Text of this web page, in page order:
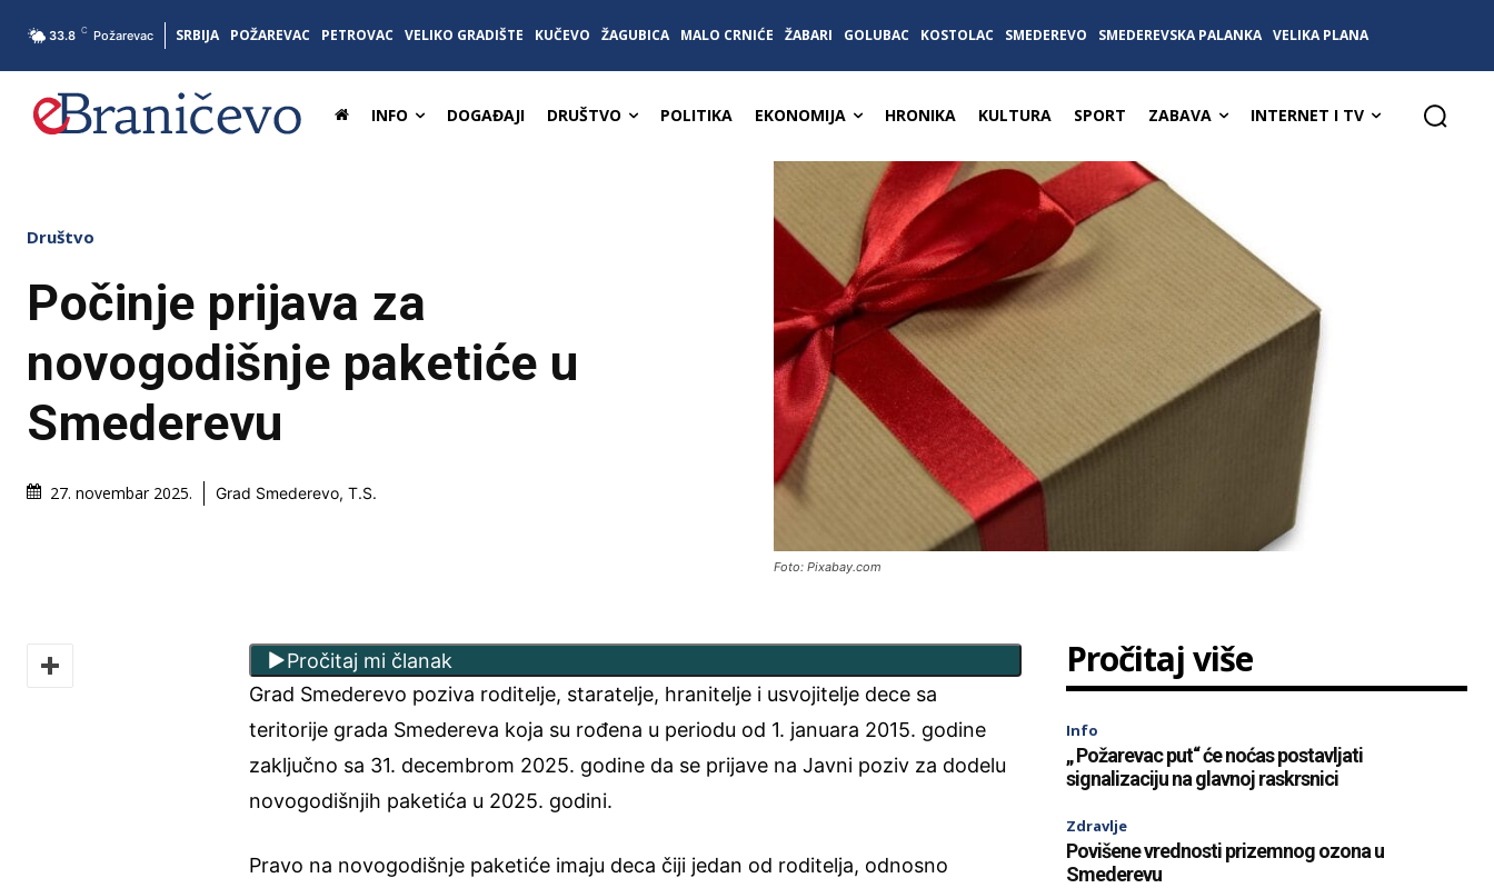
33.8 C Požarevac SRBIJA POŽAREVAC PETROVAC VELIKO GRADIŠTE KUČEVO ŽAGUBICA MALO CRNIĆE ŽABARI GOLUBAC KOSTOLAC SMEDEREVO SMEDEREVSKA PALANKA VELIKA PLANA
INFO DOGAĐAJI DRUŠTVO POLITIKA EKONOMIJA HRONIKA KULTURA SPORT ZABAVA INTERNET I TV
Društvo
Počinje prijava za
novogodišnje paketiće u
Smederevu
27. novembar 2025. Grad Smederevo, T.S.
Foto: Pixabay.com
Pročitaj mi članak
Grad Smederevo poziva roditelje, staratelje, hranitelje i usvojitelje dece sa
teritorije grada Smedereva koja su rođena u periodu od 1. januara 2015. godine
zaključno sa 31. decembrom 2025. godine da se prijave na Javni poziv za dodelu
novogodišnjih paketića u 2025. godini.
Pravo na novogodišnje paketiće imaju deca čiji jedan od roditelja, odnosno
Pročitaj više
Info
„ Požarevac put“ će noćas postavljati
signalizaciju na glavnoj raskrsnici
Zdravlje
Povišene vrednosti prizemnog ozona u
Smederevu